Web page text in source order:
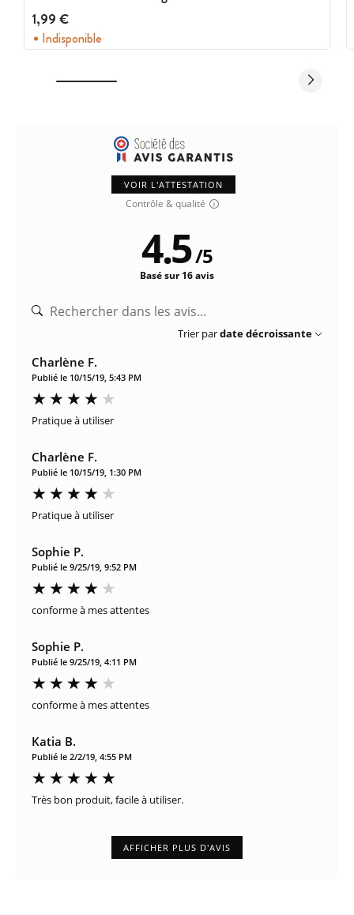
1,99 €
Indisponible
VOIR L'ATTESTATION
Contrôle & qualité
4.5/5
Basé sur 16 avis
Trier pardate décroissante
Charlène F.
Publié le 10/15/19, 5:43 PM
Pratique à utiliser
Charlène F.
Publié le 10/15/19, 1:30 PM
Pratique à utiliser
Sophie P.
Publié le 9/25/19, 9:52 PM
conforme à mes attentes
Sophie P.
Publié le 9/25/19, 4:11 PM
conforme à mes attentes
Katia B.
Publié le 2/2/19, 4:55 PM
Très bon produit, facile à utiliser.
AFFICHER PLUS D'AVIS